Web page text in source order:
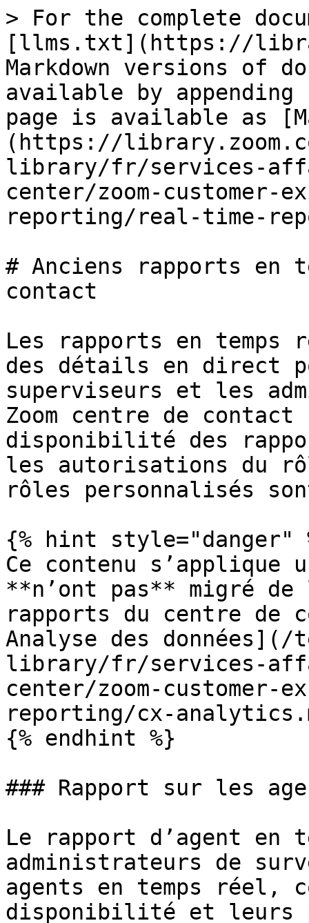
> For the complete
[llms.txt](https://
Markdown versions of
available by
page is available as
(https://
library/fr/services-
center/zoom-customer-
reporting/real-time-
# Anciens rapports en
contact
Les rapports en
des détails en direct
superviseurs et les
Zoom centre de
disponibilité des
les autorisations du
rôles personnalisés
{% hint style="danger"
Ce contenu s’applique
**n’ont pas** migré de
rapports du centre de
Analyse des
library/fr/services-
center/zoom-customer-
reporting/cx-
{% endhint %}
### Rapport sur les
Le rapport d’agent en
administrateurs de
agents en temps réel,
disponibilité et leurs